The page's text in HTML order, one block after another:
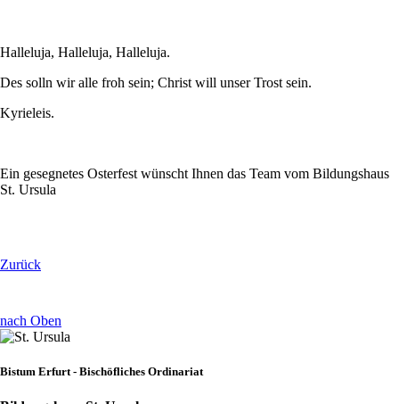
Halleluja, Halleluja, Halleluja.
Des solln wir alle froh sein; Christ will unser Trost sein.
Kyrieleis.
Ein gesegnetes Osterfest wünscht Ihnen das Team vom Bildungshaus
St. Ursula
Zurück
nach Oben
Bistum Erfurt - Bischöfliches Ordinariat